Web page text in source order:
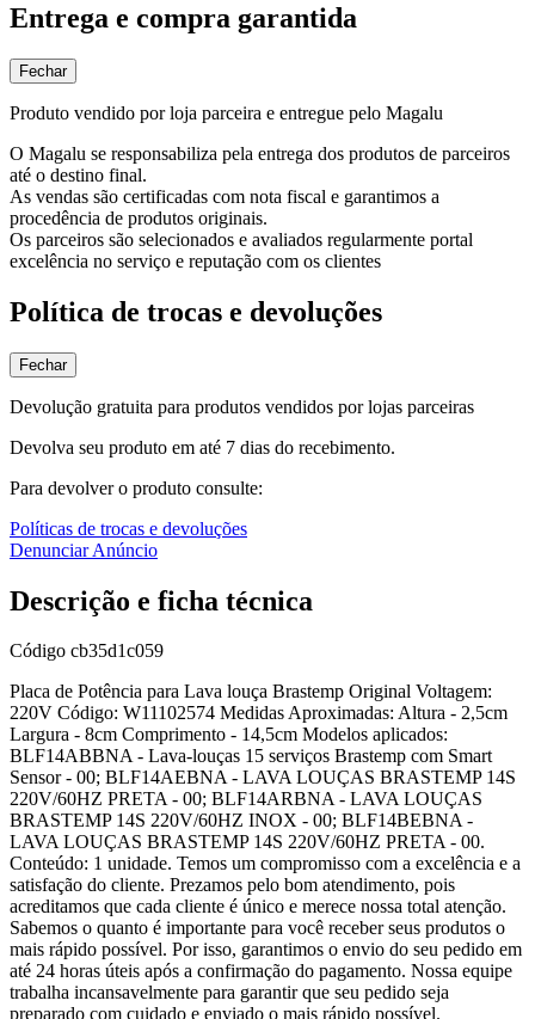
Entrega e compra garantida
Fechar
Produto vendido por loja parceira e entregue pelo Magalu
O Magalu se responsabiliza pela entrega dos produtos de parceiros
até o destino final.
As vendas são certificadas com nota fiscal e garantimos a
procedência de produtos originais.
Os parceiros são selecionados e avaliados regularmente portal
excelência no serviço e reputação com os clientes
Política de trocas e devoluções
Fechar
Devolução gratuita para produtos vendidos por lojas parceiras
Devolva seu produto em até 7 dias do recebimento.
Para devolver o produto consulte:
Políticas de trocas e devoluções
Denunciar Anúncio
Descrição e ficha técnica
Código cb35d1c059
Placa de Potência para Lava louça Brastemp Original Voltagem:
220V Código: W11102574 Medidas Aproximadas: Altura - 2,5cm
Largura - 8cm Comprimento - 14,5cm Modelos aplicados:
BLF14ABBNA - Lava-louças 15 serviços Brastemp com Smart
Sensor - 00; BLF14AEBNA - LAVA LOUÇAS BRASTEMP 14S
220V/60HZ PRETA - 00; BLF14ARBNA - LAVA LOUÇAS
BRASTEMP 14S 220V/60HZ INOX - 00; BLF14BEBNA -
LAVA LOUÇAS BRASTEMP 14S 220V/60HZ PRETA - 00.
Conteúdo: 1 unidade. Temos um compromisso com a excelência e a
satisfação do cliente. Prezamos pelo bom atendimento, pois
acreditamos que cada cliente é único e merece nossa total atenção.
Sabemos o quanto é importante para você receber seus produtos o
mais rápido possível. Por isso, garantimos o envio do seu pedido em
até 24 horas úteis após a confirmação do pagamento. Nossa equipe
trabalha incansavelmente para garantir que seu pedido seja
preparado com cuidado e enviado o mais rápido possível.